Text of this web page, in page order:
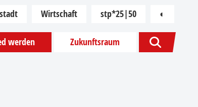
werden Zukunftsraum
Wirtschaft stp*25|50 ◐